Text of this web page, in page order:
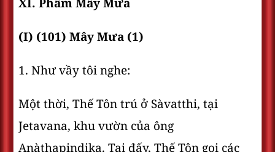
XI. Phẩm Mây Mưa
(I) (101) Mây Mưa (1)
1. Như vầy tôi nghe:
Một thời, Thế Tôn trú ở Sàvatthi, tại
Jetavana, khu vườn của ông
Anàthapindika. Tại đấy, Thế Tôn gọi các